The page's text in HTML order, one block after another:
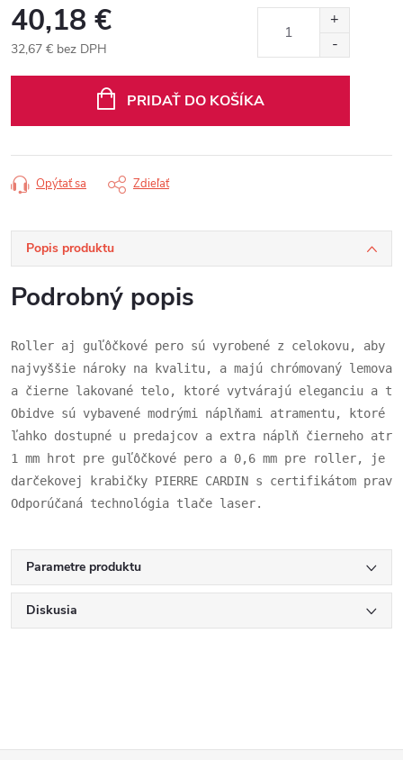
40,18 €
32,67 € bez DPH
PRIDAŤ DO KOŠÍKA
Opýtať sa Zdieľať
Popis produktu
Podrobný popis
Roller aj guľôčkové pero sú vyrobené z celokovu, aby
najvyššie nároky na kvalitu, a majú chrómovaný
a čierne lakované telo, ktoré vytvárajú eleganciu a
Obidve sú vybavené modrými náplňami atramentu, ktoré
ľahko dostupné u predajcov a extra náplň čierneho
1 mm hrot pre guľôčkové pero a 0,6 mm pre roller, je
darčekovej krabičky PIERRE CARDIN s certifikátom
Odporúčaná technológia tlače laser.
Parametre produktu
Diskusia